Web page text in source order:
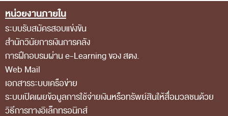
หน้าที่และอำนาจ และการแบ่งส่วนราชการ
หน้าที่และอำนาจ
โครงสร้างหน่วยงาน
ภาพรวม
ส่วนกลาง
ส่วนภูมิภาค
คณะกรรมการตรวจสอบของสำนักงานการตรวจเงิน
Footer Menu
หน่วยงานภายใน
ระบบรับสมัครสอบแข่งขัน
สำนักวินัยการเงินการคลัง
การฝึกอบรมผ่าน e-Learning ของ สตง.
Web Mail
เอกสารระบบเครือข่าย
ระบบเปิดเผยข้อมูลการใช้จ่ายเงินหรือทรัพย์สินให้สื่อมวลชนด้วย
วิธีการทางอิเล็กทรอนิกส์